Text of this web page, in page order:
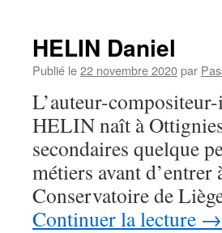
HELIN Daniel
Publié le22 novembre 2020par
L’auteur-
HELIN naît à
secondaires quelque
métiers avant
Conservatoire de
Continuer la lecture →